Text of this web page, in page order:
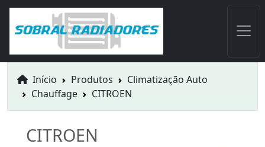
Início Produtos
Climatização Auto
Chauffage
CITROEN
CITROEN